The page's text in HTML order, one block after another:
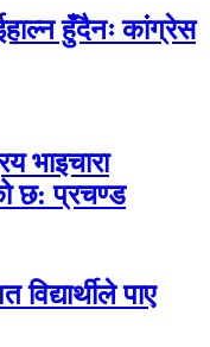
हुँदैनः कांग्रेस
भाइचारा
छ: प्रचण्ड
पाए